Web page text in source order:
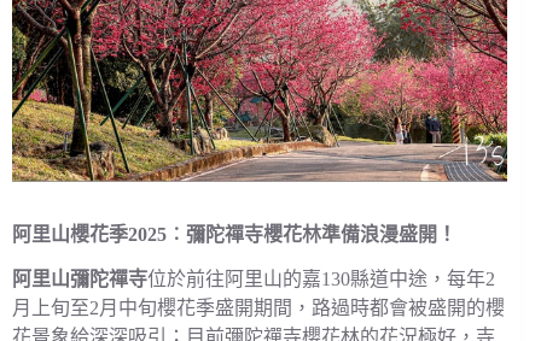
阿里山櫻花季2025︰彌陀禪寺櫻花林準備浪漫盛開！
阿里山彌陀禪寺位於前往阿里山的嘉130縣道中途，每年2
月上旬至2月中旬櫻花季盛開期間，路過時都會被盛開的櫻
花景象給深深吸引；目前彌陀禪寺櫻花林的花況極好，寺